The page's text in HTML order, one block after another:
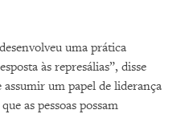
uma prática
às represálias”, disse
um papel de liderança
as pessoas possam